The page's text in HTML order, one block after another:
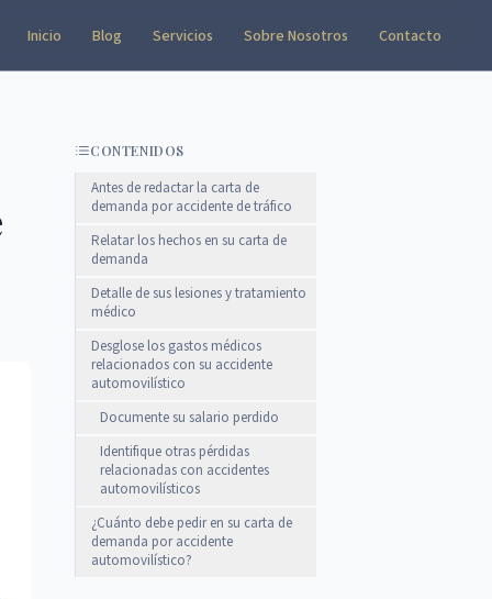
Inicio Blog Servicios Sobre Nosotros Contacto
CONTENIDOS
Antes de redactar la carta de
demanda por accidente de tráfico
Relatar los hechos en su carta de
demanda
Detalle de sus lesiones y tratamiento
médico
Desglose los gastos médicos
relacionados con su accidente
automovilístico
Documente su salario perdido
Identifique otras pérdidas
relacionadas con accidentes
automovilísticos
¿Cuánto debe pedir en su carta de
demanda por accidente
automovilístico?